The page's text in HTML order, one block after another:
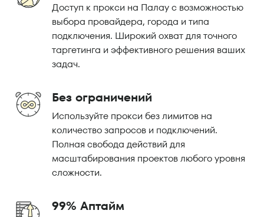
Доступ к прокси на Палау с возможностью
выбора провайдера, города и типа
подключения. Широкий охват для точного
таргетинга и эффективного решения ваших
задач.
Без ограничений
Используйте прокси без лимитов на
количество запросов и подключений.
Полная свобода действий для
масштабирования проектов любого уровня
сложности.
99% Аптайм